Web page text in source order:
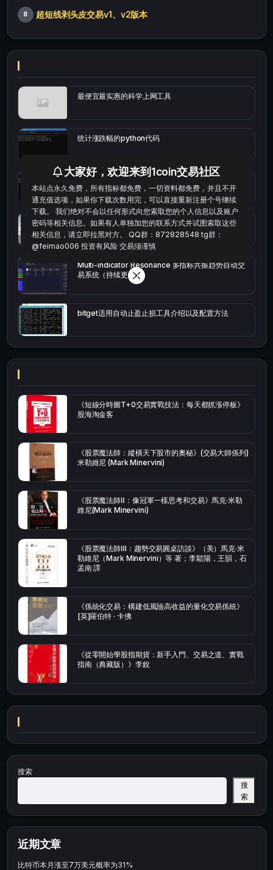
8 超短线剥头皮交易v1、v2版本
最便宜最实惠的科学上网工具
统计涨跌幅的python代码
okx的短线量化的免费版本
bybit安卓端
Multi-indicator Resonance 多指标共振趋势自动交
易系统（持续更新）
bitget适用自动止盈止损工具介绍以及配置方法
《短線分時圖T+0交易實戰技法：每天都抓漲停板》
股海淘金客
《股票魔法師：縱橫天下股市的奧秘》(交易大師係列)
米勒維尼 (Mark Minervini)
《股票魔法師Ⅱ：像冠軍一樣思考和交易》馬克·米勒
維尼(Mark Minervini)
《股票魔法師Ⅲ：趨勢交易圓桌訪談》（美）馬克·米
勒維尼（Mark Minervini）等 著；李鬆陽，王韻，石
孟南 譯
《係統化交易：構建低風險高收益的量化交易係統》
[英]羅伯特 · 卡佛
《從零開始學股指期貨：新手入門、交易之道、實戰
指南（典藏版）》李銳
搜索
搜
索
近期文章
比特币本月涨至7万美元概率为31%
大家好，欢迎来到1coin交易社区
本站点永久免费，所有指标都免费，一切资料都免费，并且不开
通充值选项，如果你下载次数用完，可以直接重新注册个号继续
下载。 我们绝对不会以任何形式向您索取您的个人信息以及账户
密码等相关信息。如果有人单独加您的联系方式并试图索取这些
相关信息，请立即拉黑对方。 QQ群：872828548 tg群：
@feimao006 投资有风险 交易须谨慎